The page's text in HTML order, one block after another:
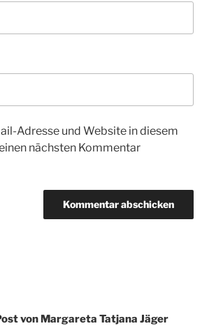
Adresse und Website in diesem
nächsten Kommentar
von Margareta Tatjana Jäger